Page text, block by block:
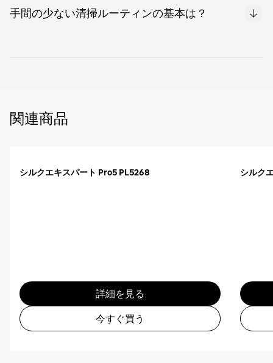
ベルへ回復。結果として製品の有効寿命を伸ばし、賢い投
手間の少ない清掃ルーティンの基本は？
関連商品
シルクエキスパート Pro5 PL5268
詳細を見る
今すぐ買う
シルク